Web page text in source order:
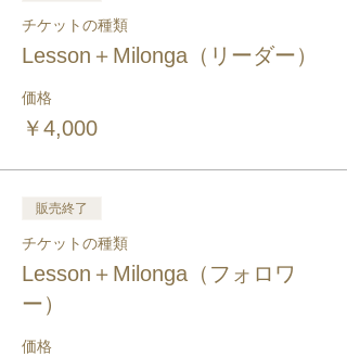
チケットの種類
Lesson＋Milonga（リーダー）
価格
￥4,000
販売終了
チケットの種類
Lesson＋Milonga（フォロワ
ー）
価格